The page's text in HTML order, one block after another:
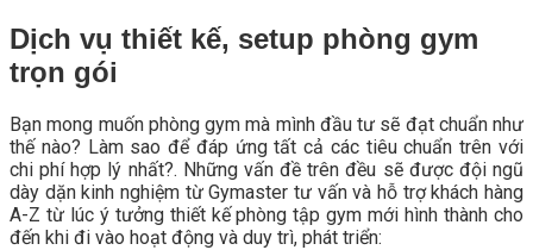
Dịch vụ thiết kế, setup phòng gym
trọn gói
Bạn mong muốn phòng gym mà mình đầu tư sẽ đạt chuẩn như
thế nào? Làm sao để đáp ứng tất cả các tiêu chuẩn trên với
chi phí hợp lý nhất?. Những vấn đề trên đều sẽ được đội ngũ
dày dặn kinh nghiệm từ Gymaster tư vấn và hỗ trợ khách hàng
A-Z từ lúc ý tưởng thiết kế phòng tập gym mới hình thành cho
đến khi đi vào hoạt động và duy trì, phát triển: